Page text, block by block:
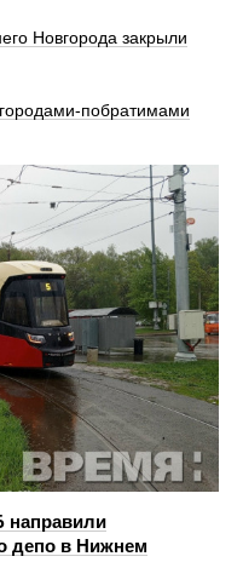
Новгорода закрыли
побратимами
направили
депо в Нижнем